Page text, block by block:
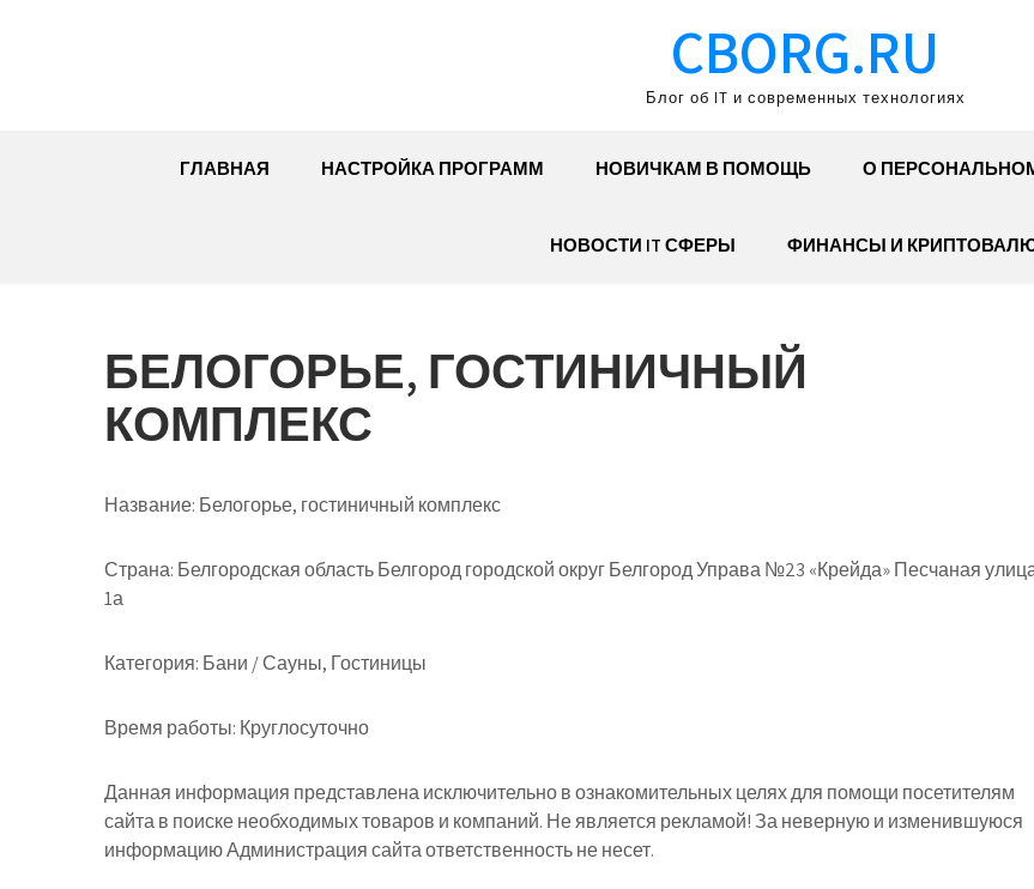
CBORG.RU
Блог об IT и современных технологиях
ГЛАВНАЯ НАСТРОЙКА ПРОГРАММ НОВИЧКАМ В ПОМОЩЬ О
НОВОСТИ IT СФЕРЫ ФИНАНСЫ И
БЕЛОГОРЬЕ, ГОСТИНИЧНЫЙ
КОМПЛЕКС
Название: Белогорье, гостиничный комплекс
Страна: Белгородская область Белгород городской округ Белгород Управа №23 «Крейда» Песчаная
1а
Категория: Бани / Сауны, Гостиницы
Время работы: Круглосуточно
Данная информация представлена исключительно в ознакомительных целях для помощи посетителям
сайта в поиске необходимых товаров и компаний. Не является рекламой! За неверную и изменившуюся
информацию Администрация сайта ответственность не несет.